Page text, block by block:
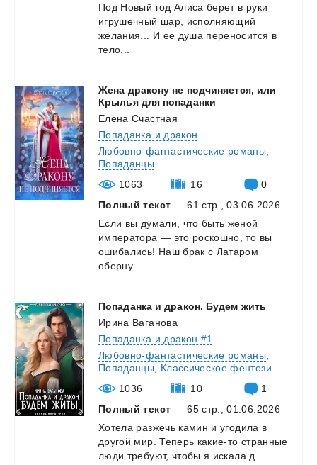
Под Новый год Алиса берет в руки
игрушечный шар, исполняющий
желания... И ее душа переносится в
тело...
Жена дракону не подчиняется, или
Крылья для попаданки
Елена Счастная
Попаданка и дракон
Любовно-фантастические романы
Попаданцы
1063
16
0
Полный текст — 61 стр., 03.06.2026
Если вы думали, что быть женой
императора — это роскошно, то вы
ошибались! Наш брак с Латаром
оберну...
Попаданка и дракон. Будем жить
Ирина Ваганова
Попаданка и дракон #1
Любовно-фантастические романы
Попаданцы
Классическое фентези
1036
10
1
Полный текст — 65 стр., 01.06.2026
Хотела разжечь камин и угодила в
другой мир. Теперь какие-то странные
люди требуют, чтобы я искала д...